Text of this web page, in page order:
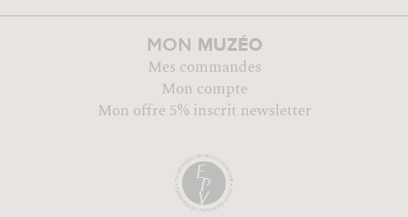
MON MUZÉO
Mes commandes
Mon compte
Mon offre 5% inscrit newsletter